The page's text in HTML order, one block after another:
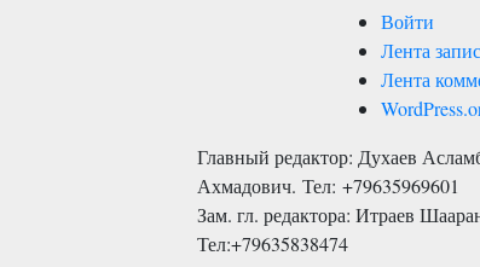
Войти
Лента
Лента
Главный редактор: Духаев
Ахмадович. Тел: +79635969601
Зам. гл. редактора: Итраев
Тел:+79635838474